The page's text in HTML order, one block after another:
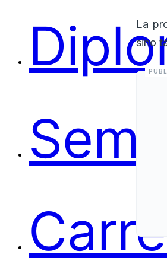
La
sino